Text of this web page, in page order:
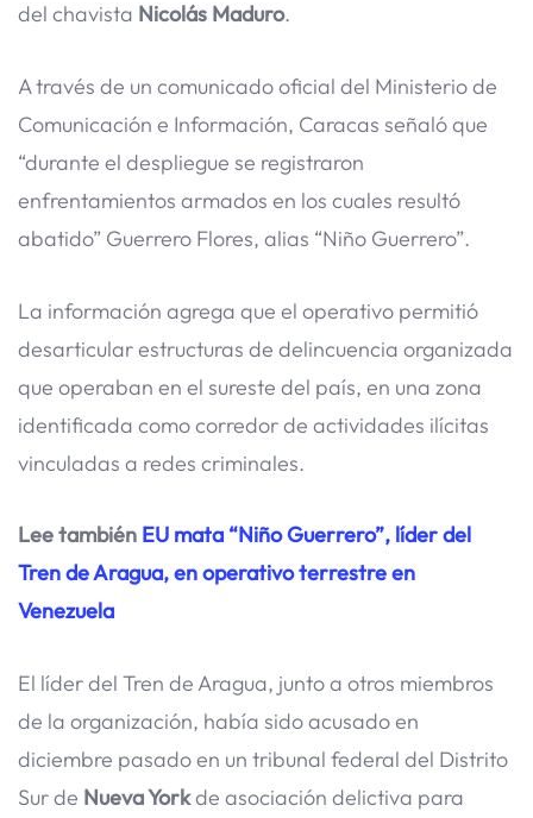
del chavista Nicolás Maduro.
A través de un comunicado oficial del Ministerio de
Comunicación e Información, Caracas señaló que
“durante el despliegue se registraron
enfrentamientos armados en los cuales resultó
abatido” Guerrero Flores, alias “Niño Guerrero”.
La información agrega que el operativo permitió
desarticular estructuras de delincuencia organizada
que operaban en el sureste del país, en una zona
identificada como corredor de actividades ilícitas
vinculadas a redes criminales.
Lee también EU mata “Niño Guerrero”, líder del
Tren de Aragua, en operativo terrestre en
Venezuela
El líder del Tren de Aragua, junto a otros miembros
de la organización, había sido acusado en
diciembre pasado en un tribunal federal del Distrito
Sur de Nueva Yorkde asociación delictiva para